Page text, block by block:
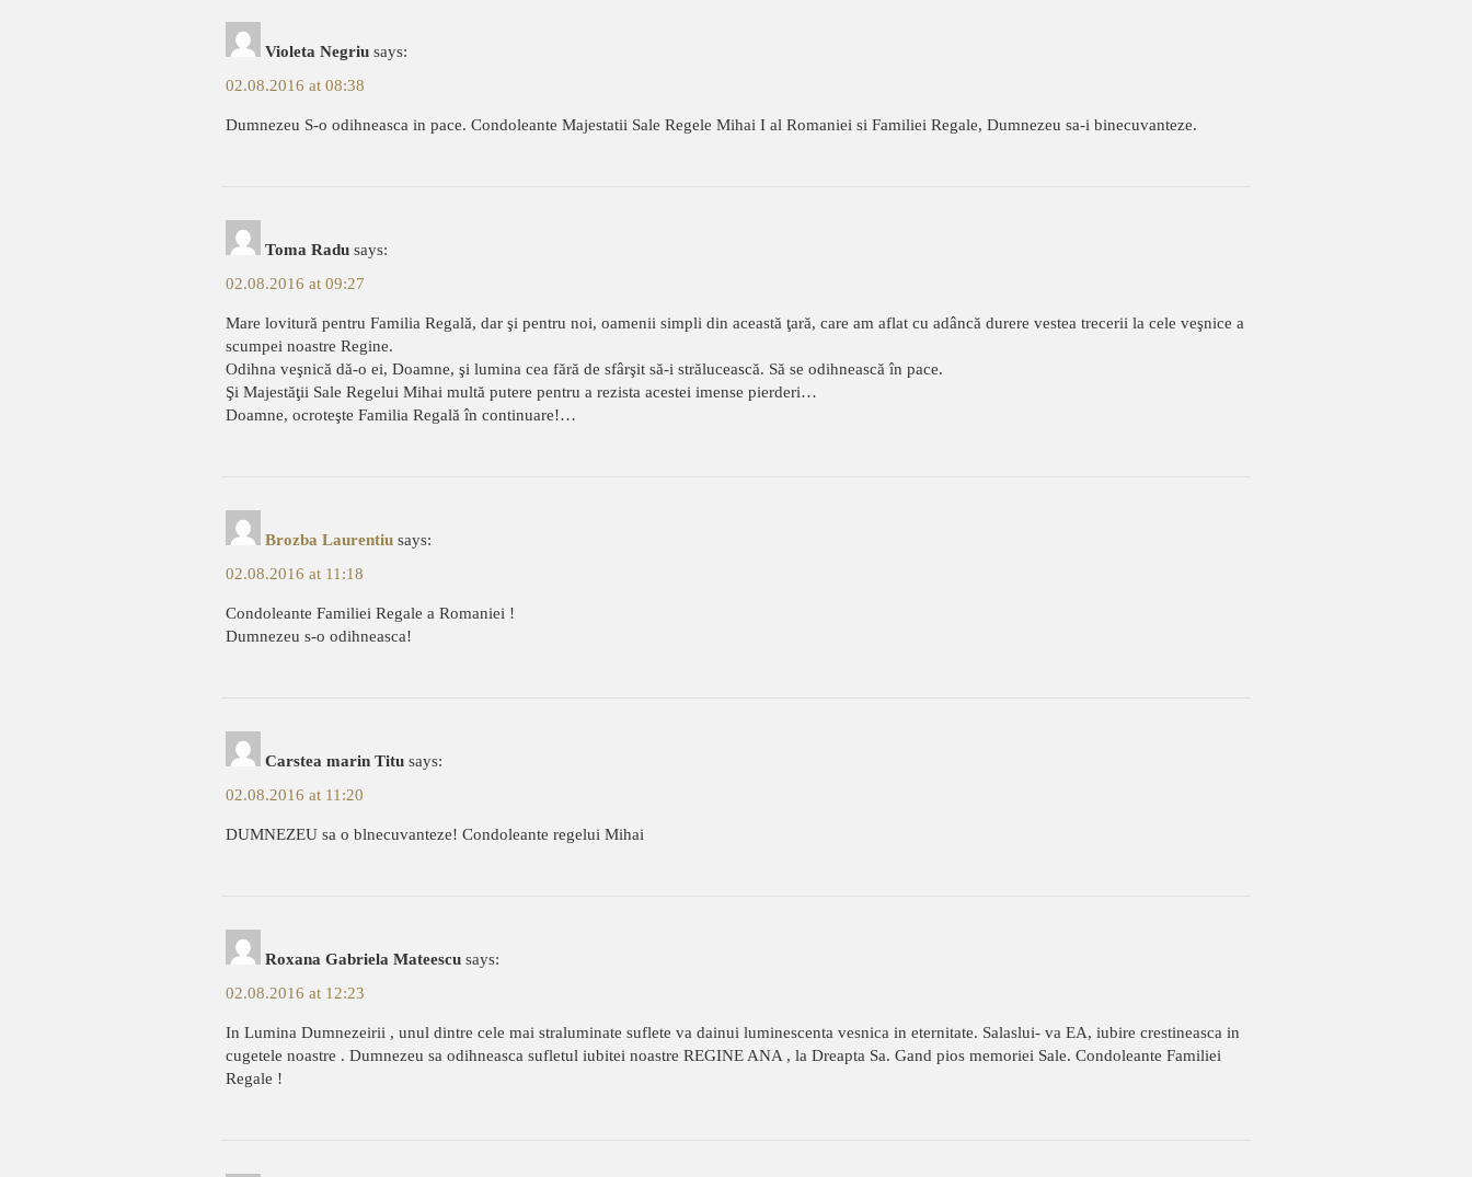
Violeta Negriu says:
02.08.2016 at 08:38
Dumnezeu S-o odihneasca in pace. Condoleante Majestatii Sale Regele Mihai I al Romaniei si Familiei Regale, Dumnezeu sa-i binecuvanteze.
Toma Radu says:
02.08.2016 at 09:27
Mare lovitură pentru Familia Regală, dar şi pentru noi, oamenii simpli din această ţară, care am aflat cu adâncă durere vestea trecerii la cele veşnice a
scumpei noastre Regine.
Odihna veşnică dă-o ei, Doamne, şi lumina cea fără de sfârşit să-i strălucească. Să se odihnească în pace.
Şi Majestăţii Sale Regelui Mihai multă putere pentru a rezista acestei imense pierderi…
Doamne, ocroteşte Familia Regală în continuare!…
Brozba Laurentiu says:
02.08.2016 at 11:18
Condoleante Familiei Regale a Romaniei !
Dumnezeu s-o odihneasca!
Carstea marin Titu says:
02.08.2016 at 11:20
DUMNEZEU sa o blnecuvanteze! Condoleante regelui Mihai
Roxana Gabriela Mateescu says:
02.08.2016 at 12:23
In Lumina Dumnezeirii , unul dintre cele mai straluminate suflete va dainui luminescenta vesnica in eternitate. Salaslui- va EA, iubire crestineasca in
cugetele noastre . Dumnezeu sa odihneasca sufletul iubitei noastre REGINE ANA , la Dreapta Sa. Gand pios memoriei Sale. Condoleante Familiei
Regale !